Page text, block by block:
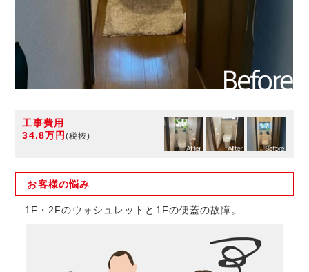
工事費用
34.8万円(税抜)
お客様の悩み
1F・2Fのウォシュレットと1Fの便蓋の故障。